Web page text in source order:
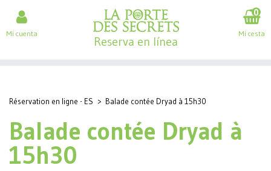
Reserva en línea
Mi cuenta Mi cesta
0
Réservation en ligne - ES > Balade contée Dryad à 15h30
Balade contée Dryad à
15h30